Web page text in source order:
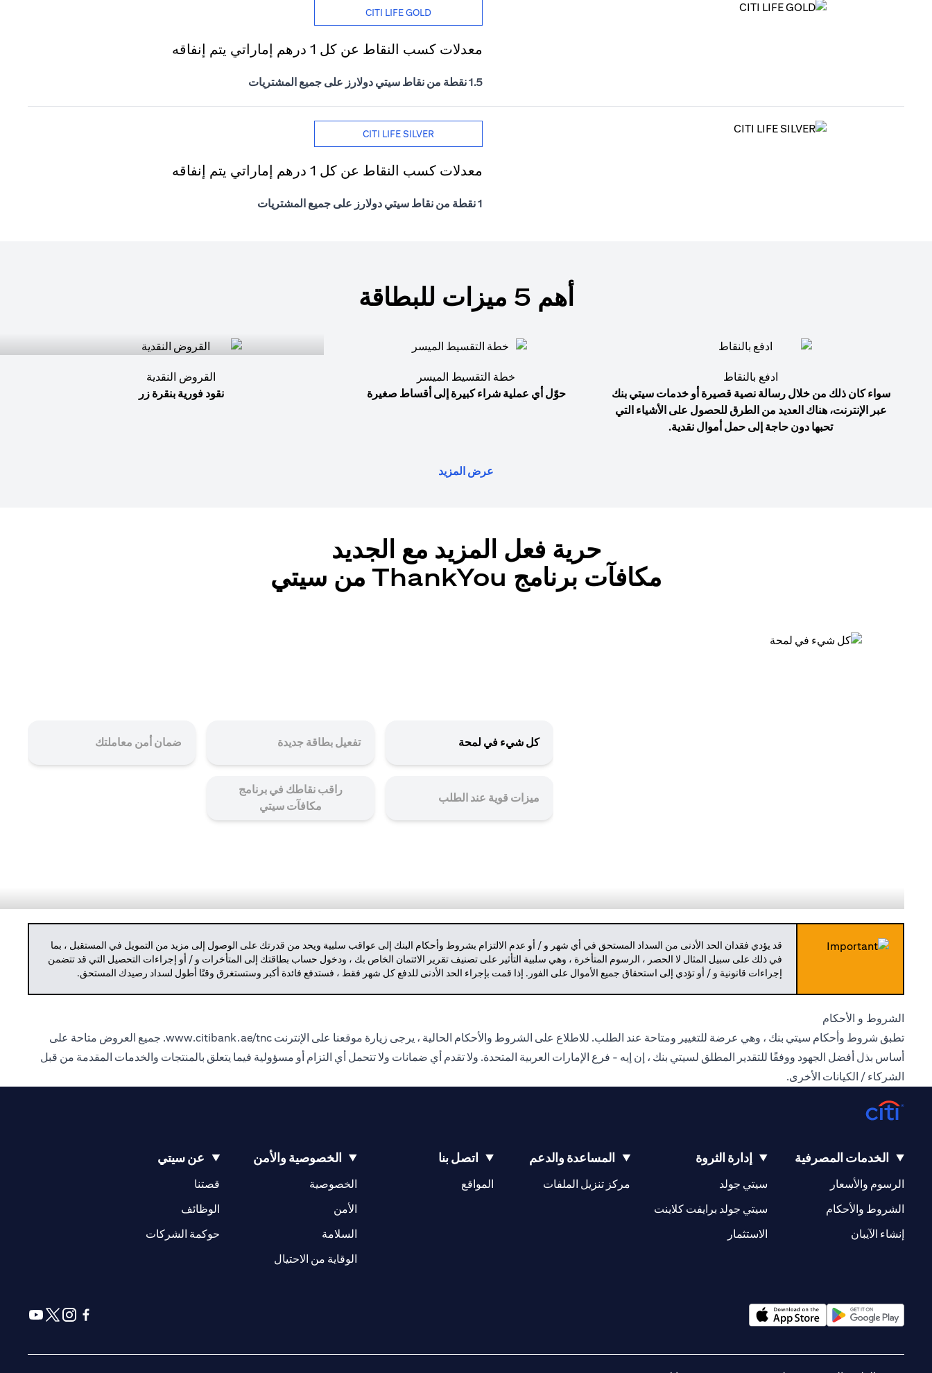
CITI LIFE GOLD
معدلات كسب النقاط عن كل 1 درهم إماراتي يتم إنفاقه
1.5 نقطة من نقاط سيتي دولارز على جميع المشتريات
CITI LIFE SILVER
معدلات كسب النقاط عن كل 1 درهم إماراتي يتم إنفاقه
1 نقطة من نقاط سيتي دولارز على جميع المشتريات
أهم 5 ميزات للبطاقة
ادفع بالنقاط
سواء كان ذلك من خلال رسالة نصية قصيرة أو خدمات سيتي بنك
عبر الإنترنت، هناك العديد من الطرق للحصول على الأشياء التي
تحبها دون حاجة إلى حمل أموال نقدية.
خطة التقسيط الميسر
حوّل أي عملية شراء كبيرة إلى أقساط صغيرة
القروض النقدية
نقود فورية بنقرة زر
عرض المزيد
حرية فعل المزيد مع الجديد
مكافآت برنامج ThankYou من سيتي
كل شيء في لمحة تفعيل بطاقة جديدة ضمان أمن معاملتك
ميزات قوية عند الطلب
راقب نقاطك في برنامج
مكافآت سيتي
قد يؤدي فقدان الحد الأدنى من السداد المستحق في أي شهر و / أو عدم الالتزام بشروط وأحكام البنك إلى عواقب سلبية ويحد من قدرتك على الوصول إلى مزيد من التمويل في المستقبل ، بما
في ذلك على سبيل المثال لا الحصر ، الرسوم المتأخرة ، وهي سلبية التأثير على تصنيف تقرير الائتمان الخاص بك ، ودخول حساب بطاقتك إلى المتأخرات و / أو إجراءات التحصيل التي قد تتضمن
إجراءات قانونية و / أو تؤدي إلى استحقاق جميع الأموال على الفور. إذا قمت بإجراء الحد الأدنى للدفع كل شهر فقط ، فستدفع فائدة أكبر وستستغرق وقتًا أطول لسداد رصيدك المستحق.
الشروط و الأحكام
تطبق شروط وأحكام سيتي بنك ، وهي عرضة للتغيير ومتاحة عند الطلب. للاطلاع على الشروط والأحكام الحالية ، يرجى زيارة موقعنا على الإنترنت www.citibank.ae/tnc. جميع العروض متاحة على
أساس بذل أفضل الجهود ووفقًا للتقدير المطلق لسيتي بنك ، إن إيه - فرع الإمارات العربية المتحدة. ولا تقدم أي ضمانات ولا تتحمل أي التزام أو مسؤولية فيما يتعلق بالمنتجات والخدمات المقدمة من قبل
الشركاء / الكيانات الأخرى.
الخدمات المصرفية
الرسوم والأسعار
الشروط والأحكام
إنشاء الآيبان
إدارة الثروة
سيتي جولد
سيتي جولد برايفت كلاينت
الاستثمار
المساعدة والدعم
مركز تنزيل الملفات
اتصل بنا
المواقع
(opens in a new tab)
الخصوصية والأمن
الخصوصية
الأمن
السلامة
الوقاية من الاحتيال
عن سيتي
قصتنا
(opens in a new tab)
الوظائف
(opens in a new tab)
حوكمة الشركات
(opens in a new tab)